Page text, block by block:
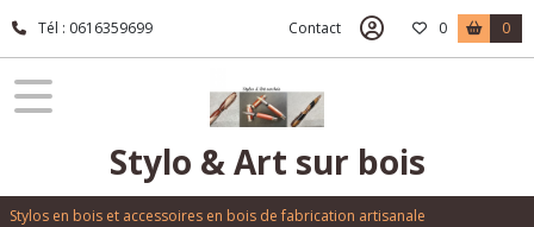
Tél : 0616359699 Contact 0 0
Stylo & Art sur bois
Stylos en bois et accessoires en bois de fabrication artisanale